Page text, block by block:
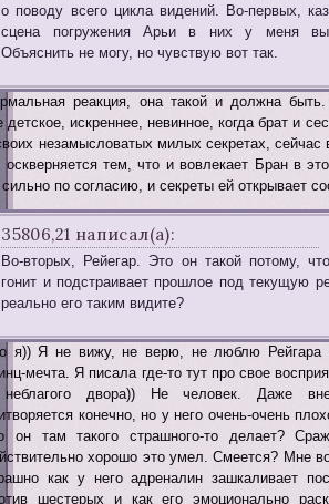
о поводу всего цикла видений. Во-первых,
сцена погружения Арьи в них у меня
Объяснить не могу, но чувствую вот так.
реакция, она такой и должна быть.
детское, искреннее, невинное, когда брат и
незамысловатых милых секретах, сейчас
оскверняется тем, что и вовлекает Бран в
по согласию, и секреты ей открывает
35806,21 написал(а):
Во-вторых, Рейегар. Это он такой потому,
гонит и подстраивает прошлое под текущую
реально его таким видите?
я)) Я не вижу, не верю, не люблю Рейгара
мечта. Я писала где-то тут про свое
двора)) Не человек. Даже
конечно, но у него очень-очень
он там такого страшного-то делает?
хорошо это умел. Смеется? Мне
как у него адреналин зашкаливает
шестерых и как его эмоционально